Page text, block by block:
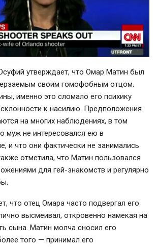
утверждает, что Омар Матин был
своим гомофобным отцом.
именно это сломало его психику
к насилию. Предположения
на многих наблюдениях, в том
муж не интересовался ею в
и что они фактически не занимались
отметила, что Матин пользовался
для гей-знакомств и регулярно
.
что отец Омара часто подвергал его
высмеивал, откровенно намекая на
сына. Матин молча сносил его
того — принимал его